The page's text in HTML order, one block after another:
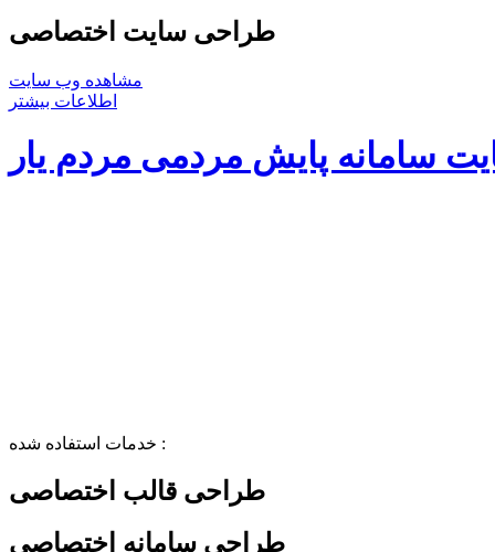
طراحی سایت اختصاصی
مشاهده وب سایت
اطلاعات بیشتر
سامانه پایش مردمی مردم یار
خدمات استفاده شده :
طراحی قالب اختصاصی
طراحی سامانه اختصاصی